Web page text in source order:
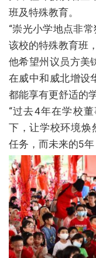
班及特殊教育。
“崇光小学地点非
该校的特殊教育班
他希望州议员方美
在威中和威北增设
都能享有更舒适的
“过去4年在学校
下，让学校环境焕
任务，而未来的5年